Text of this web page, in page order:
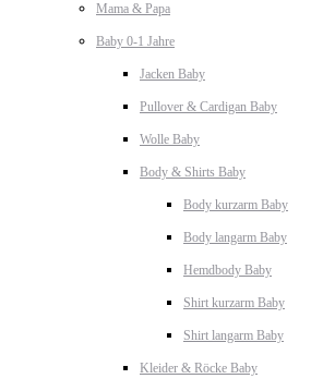
Mama & Papa
Baby 0-1 Jahre
Jacken Baby
Pullover & Cardigan Baby
Wolle Baby
Body & Shirts Baby
Body kurzarm Baby
Body langarm Baby
Hemdbody Baby
Shirt kurzarm Baby
Shirt langarm Baby
Kleider & Röcke Baby